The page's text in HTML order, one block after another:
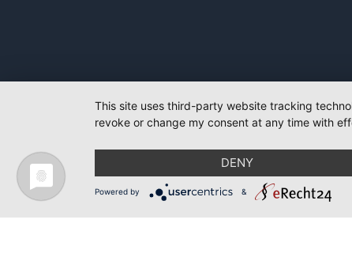
This site uses third-party website tracking
revoke or change my consent at any time with
DENY
Powered by &